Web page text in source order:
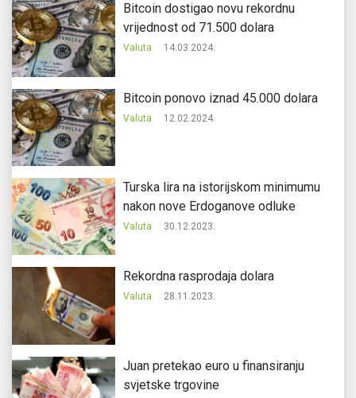
Bitcoin dostigao novu rekordnu
vrijednost od 71.500 dolara
Valuta 14.03.2024.
Bitcoin ponovo iznad 45.000 dolara
Valuta 12.02.2024.
Turska lira na istorijskom minimumu
nakon nove Erdoganove odluke
Valuta 30.12.2023.
Rekordna rasprodaja dolara
Valuta 28.11.2023.
Juan pretekao euro u finansiranju
svjetske trgovine